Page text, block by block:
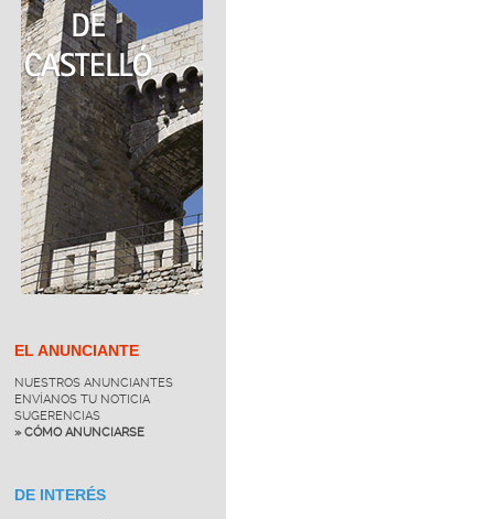
EL ANUNCIANTE
NUESTROS ANUNCIANTES
ENVÍANOS TU NOTICIA
SUGERENCIAS
» CÓMO ANUNCIARSE
DE INTERÉS